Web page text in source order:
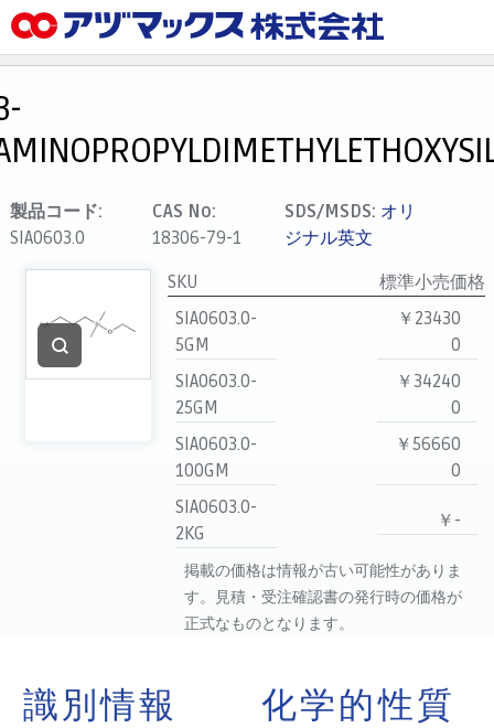
カート
マイアカウント
主要取扱ブランド
支払い
製品検索
製品コード:
SIA0603.0
CAS No:
18306-79-1
SDS/MSDS: オリ
ジナル英文
SKU
標準小売価格
SIA0603.0-
5GM
￥23430
0
SIA0603.0-
25GM
￥34240
0
SIA0603.0-
100GM
￥56660
0
SIA0603.0-
2KG
￥-
掲載の価格は情報が古い可能性がありま
す。見積・受注確認書の発行時の価格が
正式なものとなります。
識別情報 化学的性質